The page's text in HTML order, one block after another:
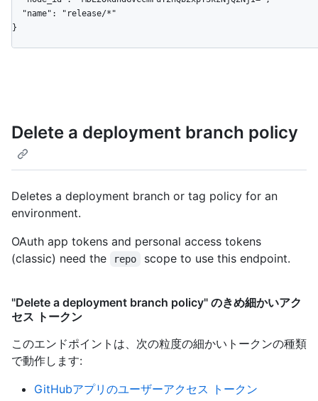
}
Delete a deployment branch policy
Deletes a deployment branch or tag policy for an
environment.
OAuth app tokens and personal access tokens
(classic) need the
repo scope to use this endpoint.
"Delete a deployment branch policy" のきめ細かいアク
セス トークン
このエンドポイントは、次の粒度の細かいトークンの種類
で動作します:
GitHubアプリのユーザーアクセス トークン